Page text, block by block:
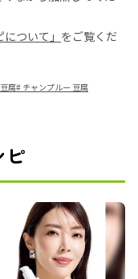
について」 をご覧くだ
腐# チャンプルー 豆腐
ピ